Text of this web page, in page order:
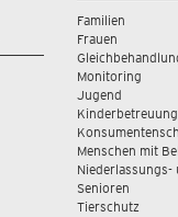
Familien
Frauen
Monitoring
Jugend
Kinderbetreuung
Menschen mit
Senioren
Tierschutz